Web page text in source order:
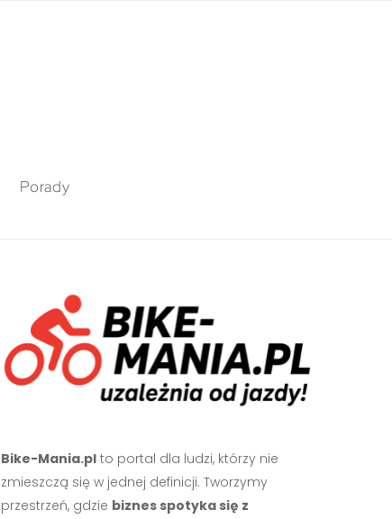
Porady
Bike-Mania.plto portal dla ludzi, którzy nie
zmieszczą się w jednej definicji. Tworzymy
przestrzeń, gdzie biznes spotyka się z